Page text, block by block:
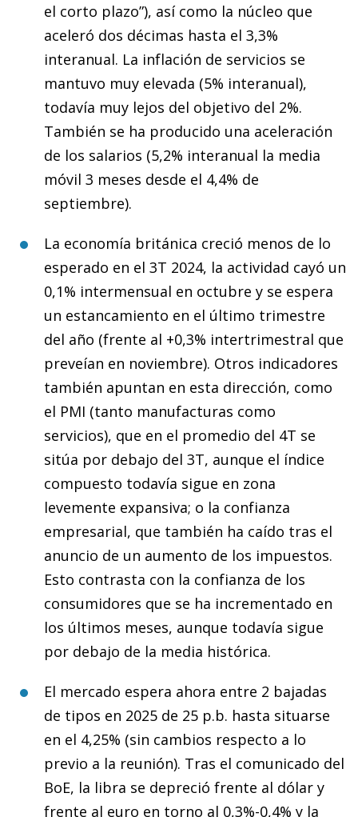
el corto plazo”), así como la núcleo que
aceleró dos décimas hasta el 3,3%
interanual. La inflación de servicios se
mantuvo muy elevada (5% interanual),
todavía muy lejos del objetivo del 2%.
También se ha producido una aceleración
de los salarios (5,2% interanual la media
móvil 3 meses desde el 4,4% de
septiembre).
La economía británica creció menos de lo
esperado en el 3T 2024, la actividad cayó un
0,1% intermensual en octubre y se espera
un estancamiento en el último trimestre
del año (frente al +0,3% intertrimestral que
preveían en noviembre). Otros indicadores
también apuntan en esta dirección, como
el PMI (tanto manufacturas como
servicios), que en el promedio del 4T se
sitúa por debajo del 3T, aunque el índice
compuesto todavía sigue en zona
levemente expansiva; o la confianza
empresarial, que también ha caído tras el
anuncio de un aumento de los impuestos.
Esto contrasta con la confianza de los
consumidores que se ha incrementado en
los últimos meses, aunque todavía sigue
por debajo de la media histórica.
El mercado espera ahora entre 2 bajadas
de tipos en 2025 de 25 p.b. hasta situarse
en el 4,25% (sin cambios respecto a lo
previo a la reunión). Tras el comunicado del
BoE, la libra se depreció frente al dólar y
frente al euro en torno al 0,3%-0,4% y la